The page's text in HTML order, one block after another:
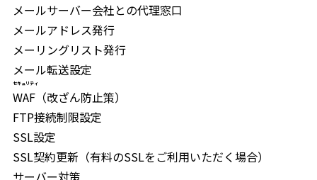
メールサーバー会社との代理窓口
メールアドレス発行
メーリングリスト発行
メール転送設定
セキュリティ
WAF（改ざん防止策）
FTP接続制限設定
SSL設定
SSL契約更新（有料のSSLをご利用いただく場合）
サーバー対策